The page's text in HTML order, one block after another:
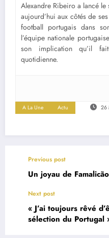
Alexandre Ribeiro a lancé
aujourd’hui aux côtés de
football portugais dans
l’équipe nationale
son implication qu’il
quotidienne.
A La Une Actu 26
Previous post
Un joyau de
Next post
« J’ai toujours rêvé
sélection du Portugal